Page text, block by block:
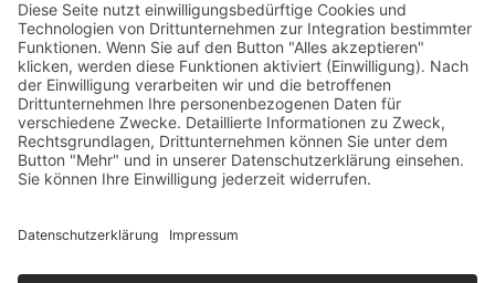
Zahlung und Versand
Öffnungszeiten
Verfügbarkeit
Größenrechner (Umlaufmaß)
Datenschutz
Rücknahme (Zelte)
Widerrufsrecht